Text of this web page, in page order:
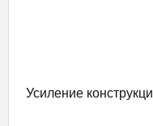
Усиление